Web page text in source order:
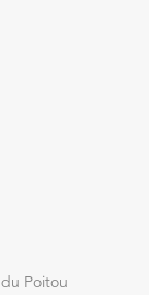
Poitou